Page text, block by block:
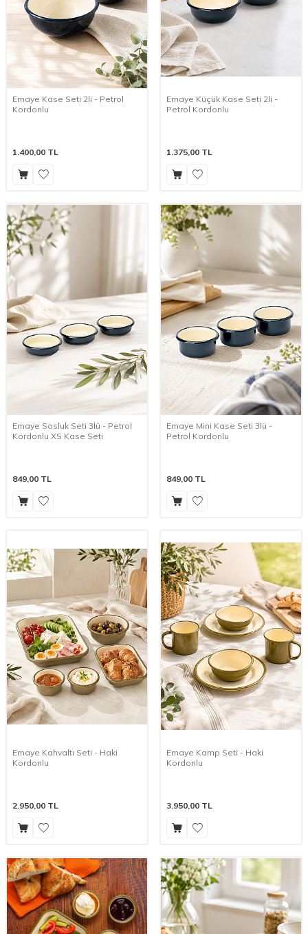
Emaye Kase Seti 2li - Petrol
Kordonlu
1.400,00 TL
Emaye Küçük Kase Seti 2li -
Petrol Kordonlu
1.375,00 TL
Emaye Sosluk Seti 3lü - Petrol
Kordonlu XS Kase Seti
849,00 TL
Emaye Mini Kase Seti 3lü -
Petrol Kordonlu
849,00 TL
Emaye Kahvaltı Seti - Haki
Kordonlu
2.950,00 TL
Emaye Kamp Seti - Haki
Kordonlu
3.950,00 TL